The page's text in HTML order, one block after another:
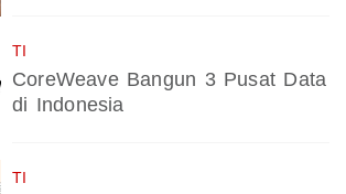
TI
CoreWeave Bangun 3 Pusat Data
di Indonesia
TI